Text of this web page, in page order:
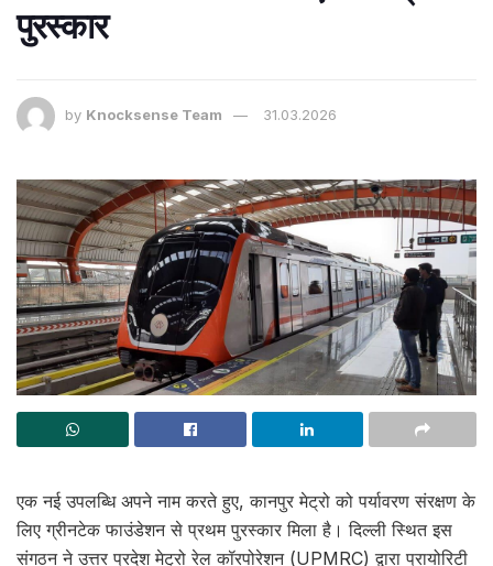
पुरस्कार
by Knocksense Team 31.03.2026
एक नई उपलब्धि अपने नाम करते हुए, कानपुर मेट्रो को पर्यावरण संरक्षण के
लिए ग्रीनटेक फाउंडेशन से प्रथम पुरस्कार मिला है। दिल्ली स्थित इस
संगठन ने उत्तर प्रदेश मेट्रो रेल कॉरपोरेशन (UPMRC) द्वारा प्रायोरिटी